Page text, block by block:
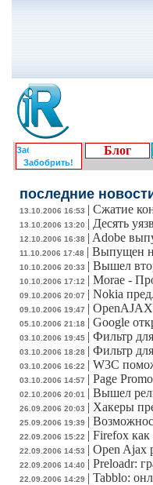
Забобрить!
Блог
последние
13.10.2006 16:53 | Сжатие
13.10.2006 13:20 | Десять
12.10.2006 16:38 | Adobe
11.10.2006 17:48 | Выпущен
10.10.2006 20:33 | Вышел
10.10.2006 17:12 | Morae -
09.10.2006 20:07 | Nokia
09.10.2006 19:47 | OpenAJAX
05.10.2006 21:18 | Google
03.10.2006 19:45 | Фильтр
03.10.2006 18:28 | Фильтр
03.10.2006 16:22 | W3C
03.10.2006 14:57 | Page
02.10.2006 20:01 | Вышел
26.09.2006 20:03 | Хакеры
25.09.2006 19:39 |
22.09.2006 15:22 | Firefox
22.09.2006 14:53 | Open Ajax
22.09.2006 14:40 | Preloadr:
22.09.2006 14:29 | Tabblo: